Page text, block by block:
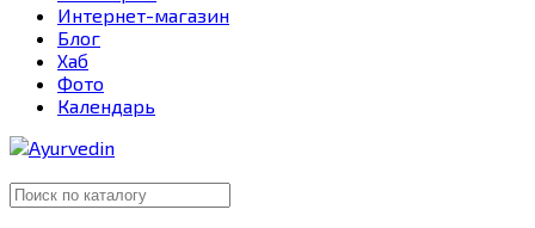
Интернет-магазин
Блог
Хаб
Фото
Календарь